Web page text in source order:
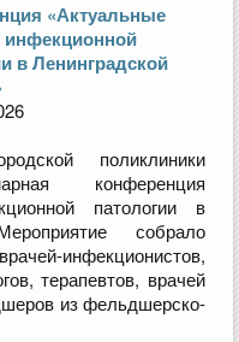
«Актуальные
в Ленинградской
поликлиники
конференция
патологии в
собрало
инфекционистов,
терапевтов, врачей
из фельдшерско-